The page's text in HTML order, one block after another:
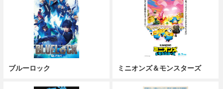
ブルーロック ミニオンズ＆モンスターズ